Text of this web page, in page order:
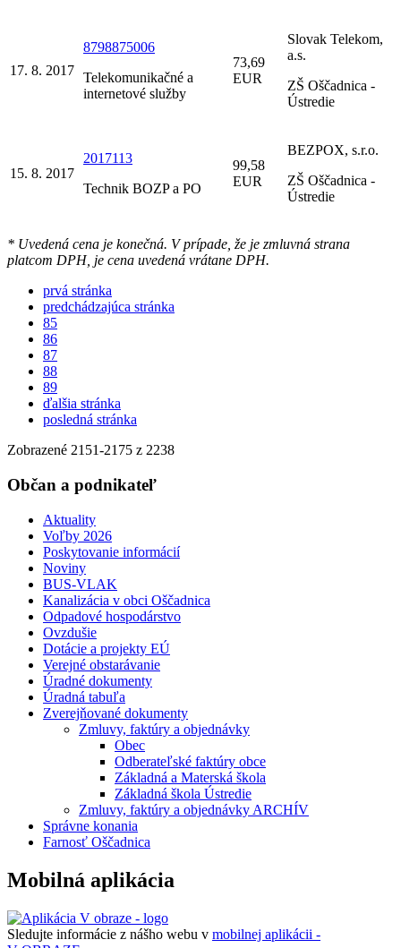
17. 8. 2017
8798875006
Telekomunikačné a
internetové služby
73,69
EUR
Slovak Telekom,
a.s.
ZŠ Oščadnica -
Ústredie
15. 8. 2017
2017113
Technik BOZP a PO
99,58
EUR
BEZPOX, s.r.o.
ZŠ Oščadnica -
Ústredie
* Uvedená cena je konečná. V prípade, že je zmluvná strana
platcom DPH, je cena uvedená vrátane DPH.
prvá stránka
predchádzajúca stránka
85
86
87
88
89
ďalšia stránka
posledná stránka
Zobrazené 2151-2175 z 2238
Občan a podnikateľ
Aktuality
Voľby 2026
Poskytovanie informácií
Noviny
BUS-VLAK
Kanalizácia v obci Oščadnica
Odpadové hospodárstvo
Ovzdušie
Dotácie a projekty EÚ
Verejné obstarávanie
Úradné dokumenty
Úradná tabuľa
Zverejňované dokumenty
Zmluvy, faktúry a objednávky
Obec
Odberateľské faktúry obce
Základná a Materská škola
Základná škola Ústredie
Zmluvy, faktúry a objednávky ARCHÍV
Správne konania
Farnosť Oščadnica
Mobilná aplikácia
Sledujte informácie z nášho webu v mobilnej aplikácii -